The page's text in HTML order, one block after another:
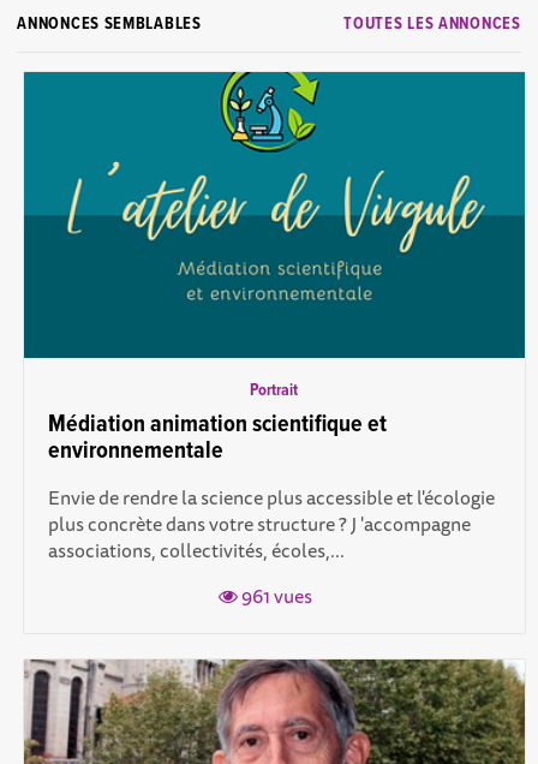
TOUTES LES ANNONCES
ANNONCES SEMBLABLES
Portrait
Médiation animation scientifique et
environnementale
Envie de rendre la science plus accessible et l'écologie
plus concrète dans votre structure ? J 'accompagne
associations, collectivités, écoles,...
961 vues